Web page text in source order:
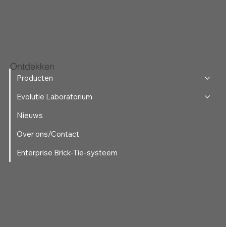
Ontdekken
Producten
Evolutie Laboratorium
Nieuws
Over ons/Contact
Enterprise Brick-Tie-systeem